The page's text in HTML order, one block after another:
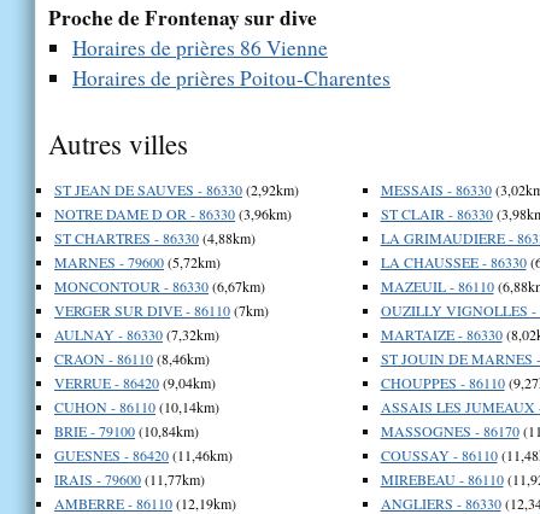
Proche de Frontenay sur dive
Horaires de prières 86 Vienne
Horaires de prières Poitou-Charentes
Autres villes
ST JEAN DE SAUVES - 86330(2,92km)
NOTRE DAME D OR - 86330(3,96km)
ST CHARTRES - 86330(4,88km)
MARNES - 79600(5,72km)
MONCONTOUR - 86330(6,67km)
VERGER SUR DIVE - 86110(7km)
AULNAY - 86330(7,32km)
CRAON - 86110(8,46km)
VERRUE - 86420(9,04km)
CUHON - 86110(10,14km)
BRIE - 79100(10,84km)
GUESNES - 86420(11,46km)
IRAIS - 79600(11,77km)
AMBERRE - 86110(12,19km)
MESSAIS - 86330
ST CLAIR - 86330
LA GRIMAUDIERE -
LA CHAUSSEE - 86330
MAZEUIL - 86110
OUZILLY VIGNOLLES -
MARTAIZE - 86330
ST JOUIN DE MARNES
CHOUPPES - 86110
ASSAIS LES JUMEAUX
MASSOGNES - 86170
COUSSAY - 86110
MIREBEAU - 86110
ANGLIERS - 86330